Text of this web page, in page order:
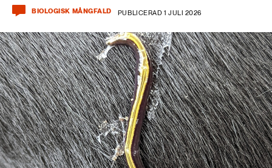
BIOLOGISK MÅNGFALD PUBLICERAD 1 JULI 2026